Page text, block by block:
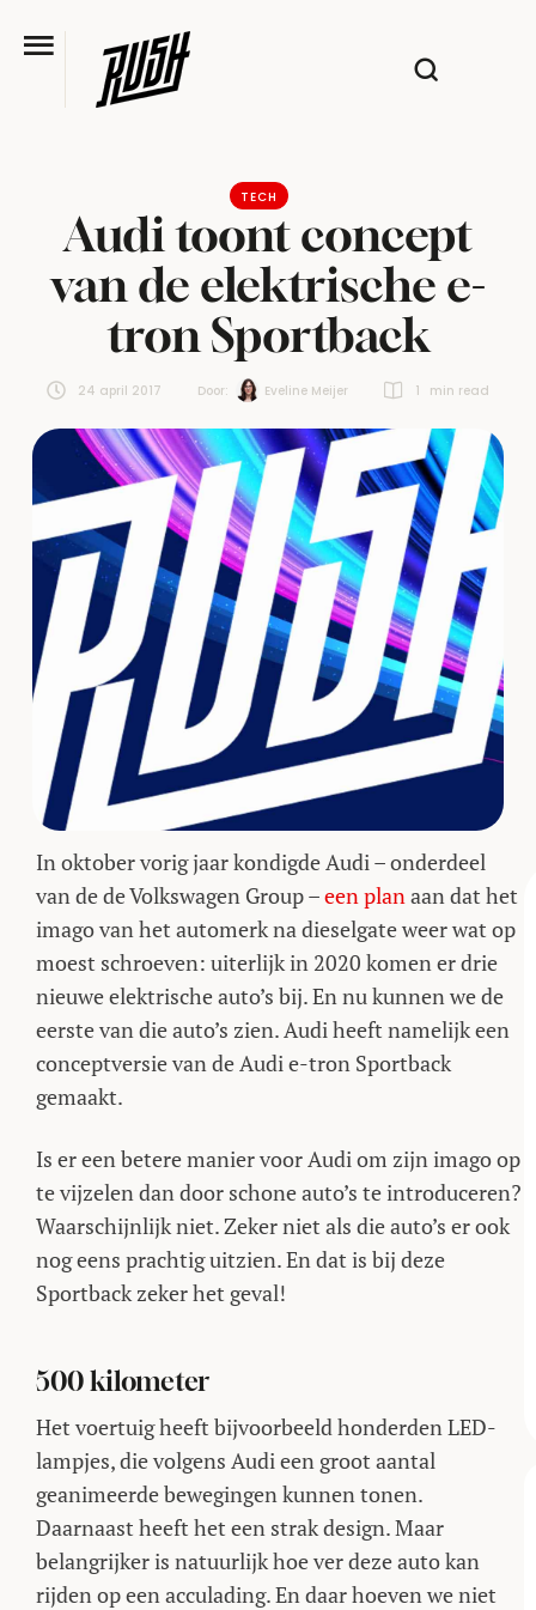
TECH
Audi toont concept
van de elektrische e-
tron Sportback
24 april 2017 Door: Eveline Meijer 1 min read
In oktober vorig jaar kondigde Audi – onderdeel
van de de Volkswagen Group –een planaan dat het
imago van het automerk na dieselgate weer wat op
moest schroeven: uiterlijk in 2020 komen er drie
nieuwe elektrische auto’s bij. En nu kunnen we de
eerste van die auto’s zien. Audi heeft namelijk een
conceptversie van de Audi e-tron Sportback
gemaakt.
Is er een betere manier voor Audi om zijn imago op
te vijzelen dan door schone auto’s te introduceren?
Waarschijnlijk niet. Zeker niet als die auto’s er ook
nog eens prachtig uitzien. En dat is bij deze
Sportback zeker het geval!
500 kilometer
Het voertuig heeft bijvoorbeeld honderden LED-
lampjes, die volgens Audi een groot aantal
geanimeerde bewegingen kunnen tonen.
Daarnaast heeft het een strak design. Maar
belangrijker is natuurlijk hoe ver deze auto kan
rijden op een acculading. En daar hoeven we niet